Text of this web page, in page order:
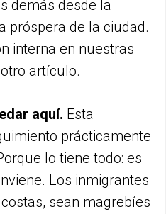
demás desde la
próspera de la ciudad.
interna en nuestras
artículo.
aquí. Esta
prácticamente
lo tiene todo: es
Los inmigrantes
sean magrebíes